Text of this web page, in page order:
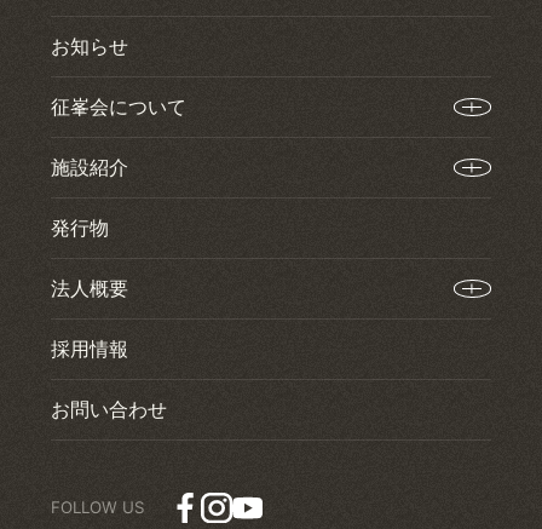
お知らせ
征峯会について
施設紹介
発行物
法人概要
採用情報
お問い合わせ